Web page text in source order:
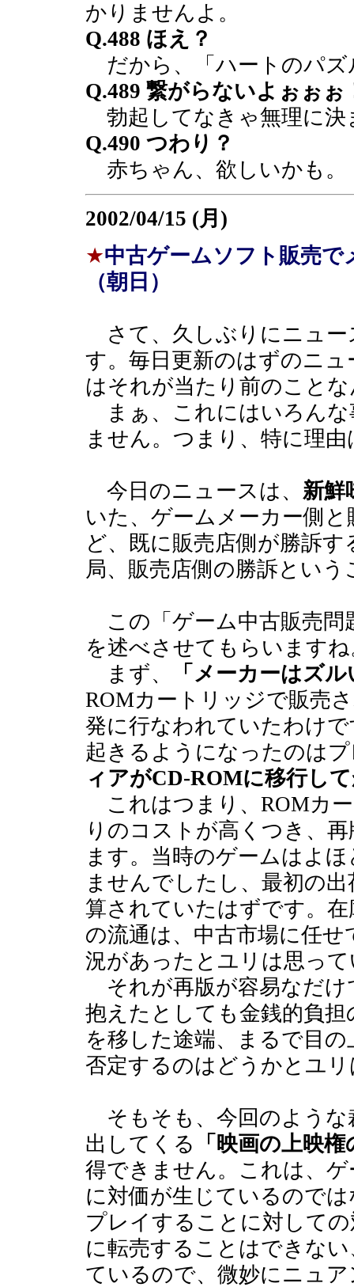
かりませんよ。
Q.488 ほえ？
だから、「ハートのパズ
Q.489 繋がらないよぉぉぉ
勃起してなきゃ無理に決
Q.490 つわり？
赤ちゃん、欲しいかも。
2002/04/15 (月)
★中古ゲームソフト販売
（朝日）
さて、久しぶりにニュー
す。毎日更新のはずのニ
はそれが当たり前のこと
まぁ、これにはいろんな
ません。つまり、特に理
今日のニュースは、 新鮮
いた、ゲームメーカー側
ど、既に販売店側が勝訴
局、販売店側の勝訴とい
この「ゲーム中古販売問
を述べさせてもらいますね
まず、
「メーカーはズル
ROMカートリッジで販売
発に行なわれていたわけ
起きるようになったのは
ィアがCD-ROMに移行し
これはつまり、ROMカ
りのコストが高くつき、
ます。当時のゲームはよ
ませんでしたし、最初の
算されていたはずです。
の流通は、中古市場に任
況があったとユリは思っ
それが再版が容易なだけ
抱えたとしても金銭的負
を移した途端、まるで目
否定するのはどうかとユ
そもそも、今回のような
出してくる
「映画の上映
得できません。これは、
に対価が生じているので
プレイすることに対して
に転売することはできな
ているので、微妙にニュ